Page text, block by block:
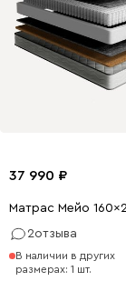
37 990
Матрас Мейо
2отзыва
В наличии в других
размерах: 1 шт.